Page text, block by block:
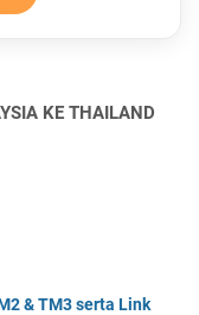
KE THAILAND
& TM3 serta Link